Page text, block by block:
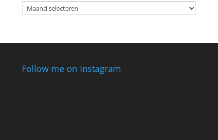
Archieven
Follow me on Instagram